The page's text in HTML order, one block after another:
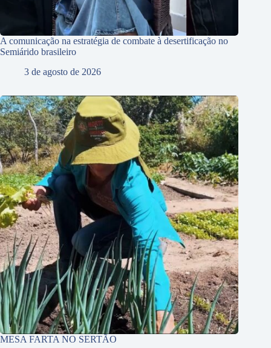
A comunicação na estratégia de combate à desertificação no
Semiárido brasileiro
3 de agosto de 2026
MESA FARTA NO SERTÃO